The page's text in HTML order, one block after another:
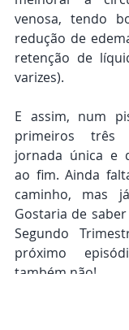
venosa, tendo
redução de
retenção de
varizes).
E assim, num
primeiros três
jornada única e
ao fim. Ainda
caminho, mas
Gostaria de
Segundo
próximo
também não!